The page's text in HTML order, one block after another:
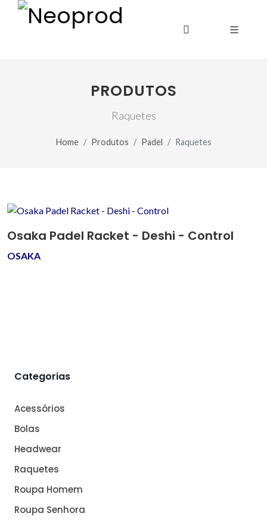
PRODUTOS
Raquetes
Home Produtos Padel Raquetes
Osaka Padel Racket - Deshi - Control
OSAKA
Categorias
Acessórios
Bolas
Headwear
Raquetes
Roupa Homem
Roupa Senhora